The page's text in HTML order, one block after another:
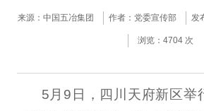
来源：中国五冶集团 作者：党委宣传部 发
浏览：4704 次
5月9日，四川天府新区举